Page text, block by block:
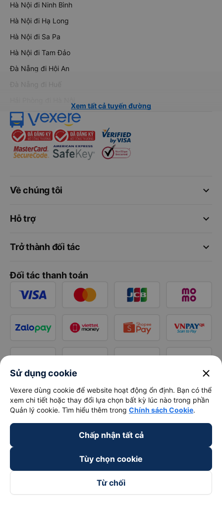
Hà Nội đi Ninh Bình
Hà Nội đi Hạ Long
Hà Nội đi Sa Pa
Hà Nội đi Tam Đảo
Đà Nẵng đi Hội An
Đà Nẵng đi Huế
Xem tất cả tuyến đường
keyboard_arrow_down
Về chúng tôi
keyboard_arrow_down
Hỗ trợ
keyboard_arrow_down
Trở thành đối tác
Đối tác thanh toán
Sử dụng cookie close
Vexere dùng cookie để website hoạt động ổn định. Bạn có thể
xem chi tiết hoặc thay đổi lựa chọn bất kỳ lúc nào trong phần
Quản lý cookie. Tìm hiểu thêm trong Chính sách Cookie.
Chấp nhận tất cả
Tùy chọn cookie
Từ chối